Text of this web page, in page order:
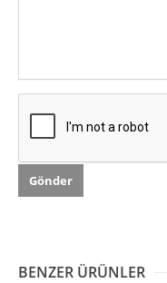
BENZER ÜRÜNLER